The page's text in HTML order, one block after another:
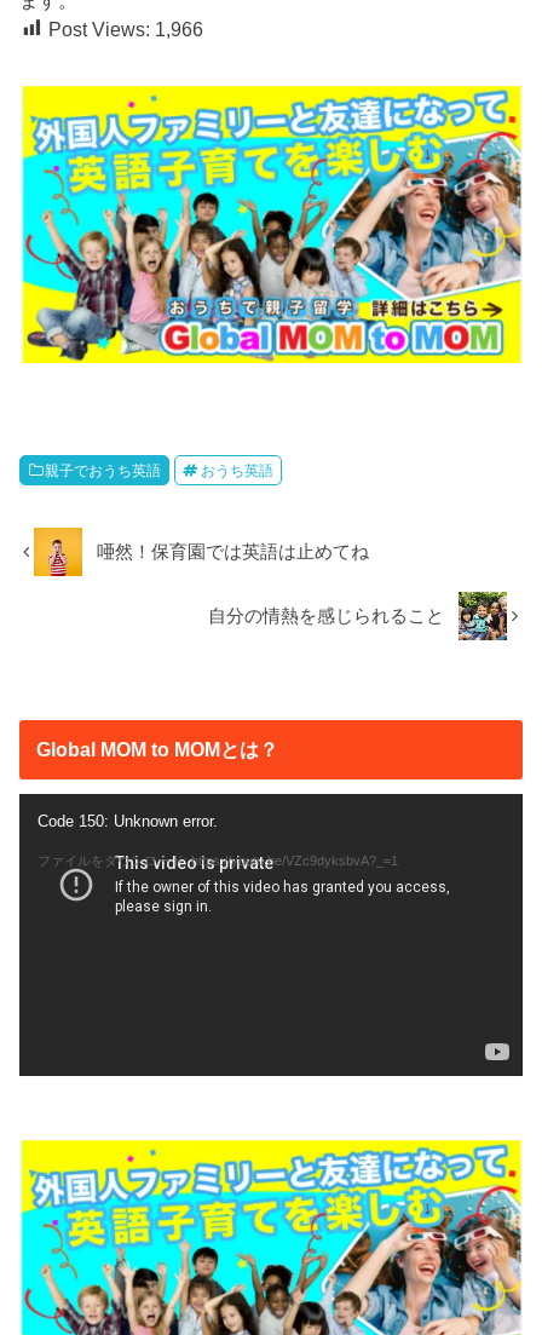
Post Views: 1,966
親子でおうち英語 おうち英語
唖然！保育園では英語は止めてね
自分の情熱を感じられること
Global MOM to MOMとは？
Code 150: Unknown error.
ファイルをダウンロード: https://youtu.be/VZc9dyksbvA?_=1